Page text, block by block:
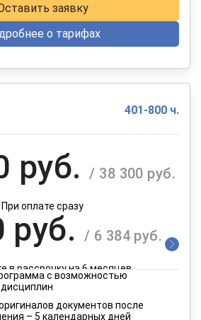
заявку
о тарифах
401-800 ч.
руб. / 38 300 руб.
При оплате сразу
руб. / 6 384 руб.
в рассрочку на 6 месяцев
руб.
с возможностью
документов после
– 5 календарных дней